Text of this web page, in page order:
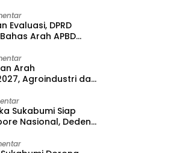
Evaluasi, DPRD
Arah APBD
Arah
Agroindustri dan
Sukabumi Siap
Nasional, Deden